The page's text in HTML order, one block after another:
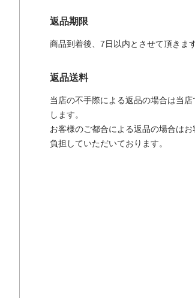
返品期限
商品到着後、7日以内とさせて頂きます
返品送料
当店の不手際による返品の場合は当
します。
お客様のご都合による返品の場合は
負担していただいております。